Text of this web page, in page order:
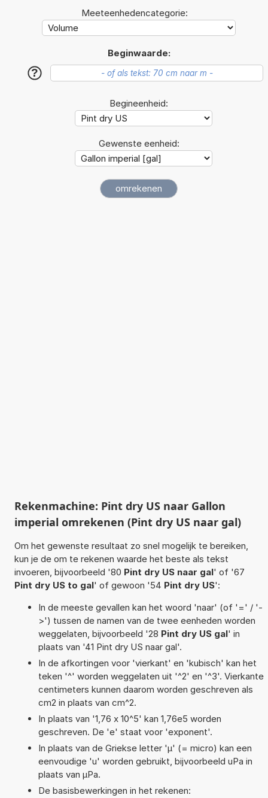
Meeteenhedencategorie:
Beginwaarde:
?
Begineenheid:
Gewenste eenheid:
Rekenmachine: Pint dry US naar Gallon
imperial omrekenen (Pint dry US naar gal)
Om het gewenste resultaat zo snel mogelijk te bereiken,
kun je de om te rekenen waarde het beste als tekst
invoeren, bijvoorbeeld '80 Pint dry US naar gal' of '67
Pint dry US to gal' of gewoon '54 Pint dry US':
In de meeste gevallen kan het woord 'naar' (of '=' / '-
>') tussen de namen van de twee eenheden worden
weggelaten, bijvoorbeeld '28 Pint dry US gal' in
plaats van '41 Pint dry US naar gal'.
In de afkortingen voor 'vierkant' en 'kubisch' kan het
teken '^' worden weggelaten uit '^2' en '^3'. Vierkante
centimeters kunnen daarom worden geschreven als
cm2 in plaats van cm^2.
In plaats van '1,76 x 10^5' kan 1,76e5 worden
geschreven. De 'e' staat voor 'exponent'.
In plaats van de Griekse letter 'µ' (= micro) kan een
eenvoudige 'u' worden gebruikt, bijvoorbeeld uPa in
plaats van µPa.
De basisbewerkingen in het rekenen: